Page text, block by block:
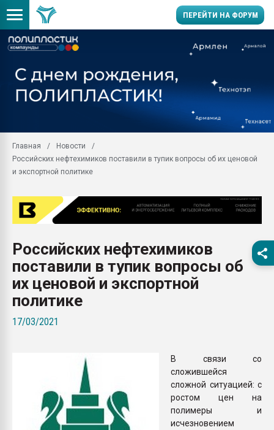
ПЕРЕЙТИ НА ФОРУМ
заводу пластмасс"
28.07.2026
первый план в
28.07.2026
ситуацией на
Всё, что касается
Главная
Новости
Российских нефтехимиков поставили в тупик вопросы об их ценовой
и экспортной политике
Российских нефтехимиков
поставили в тупик вопросы об
их ценовой и экспортной
политике
17/03/2021
В связи со
сложившейся
сложной ситуацией: с
ростом цен на
полимеры и
исчезновением